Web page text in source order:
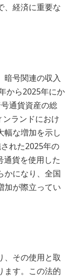
、経済に重要な
暗号関連の収入
から2025年にか
通貨資産の総
ランドにおけ
幅な増加を示し
れた2025年の
通貨を使用した
かになり、全国
加が際立ってい
、その使用と取
ます。この法的